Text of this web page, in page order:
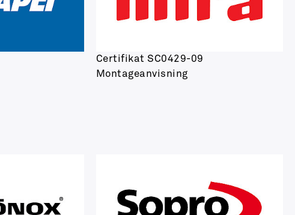
Certifikat SC0429-09
Montageanvisning